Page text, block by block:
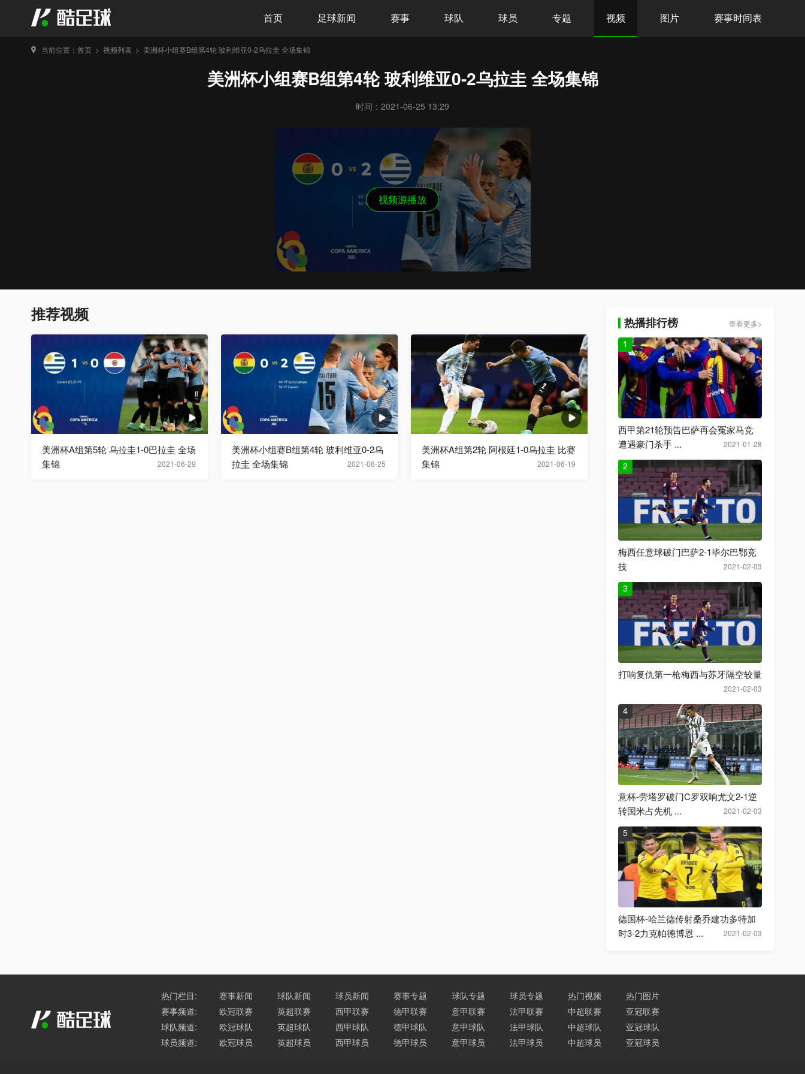
首页 足球新闻 赛事 球队 球员 专题 视频 图片 赛事时间表
当前位置： 首页 > 视频列表 > 美洲杯小组赛B组第4轮 玻利维亚0-2乌拉圭 全场集锦
美洲杯小组赛B组第4轮 玻利维亚0-2乌拉圭 全场集锦
时间：2021-06-25 13:29
视频源播放
推荐视频
2021-06-29
美洲杯A组第5轮 乌拉圭1-0巴拉圭 全场
集锦
2021-06-25
美洲杯小组赛B组第4轮 玻利维亚0-2乌
拉圭 全场集锦
2021-06-19
美洲杯A组第2轮 阿根廷1-0乌拉圭 比赛
集锦
热播排行榜 查看更多>
1
2021-01-28
西甲第21轮预告巴萨再会冤家马竞
遭遇豪门杀手 ...
2
2021-02-03
梅西任意球破门巴萨2-1毕尔巴鄂竞
技
3
2021-02-03
打响复仇第一枪梅西与苏牙隔空较量
4
2021-02-03
意杯-劳塔罗破门C罗双响尤文2-1逆
转国米占先机 ...
5
2021-02-03
德国杯-哈兰德传射桑乔建功多特加
时3-2力克帕德博恩 ...
热门栏目: 赛事新闻 球队新闻 球员新闻 赛事专题 球队专题 球员专题 热门视频
热门图片
赛事频道:
欧冠联赛 英超联赛 西甲联赛 德甲联赛 意甲联赛 法甲联赛 中超联赛
亚冠联赛
球队频道:
欧冠球队 英超球队 西甲球队 德甲球队 意甲球队 法甲球队 中超球队
亚冠球队
球员频道:
欧冠球员 英超球员 西甲球员 德甲球员 意甲球员 法甲球员 中超球员 亚冠球员